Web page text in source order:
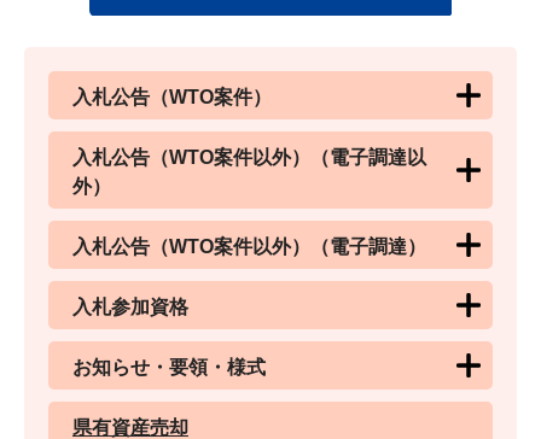
入札公告（WTO案件）
入札公告（WTO案件以外）（電子調達以
外）
入札公告（WTO案件以外）（電子調達）
入札参加資格
お知らせ・要領・様式
県有資産売却